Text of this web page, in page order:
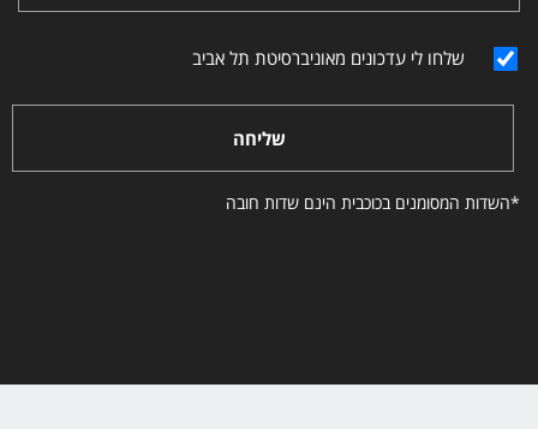
שלחו לי עדכונים מאוניברסיטת תל אביב
שליחה
*השדות המסומנים בכוכבית הינם שדות חובה